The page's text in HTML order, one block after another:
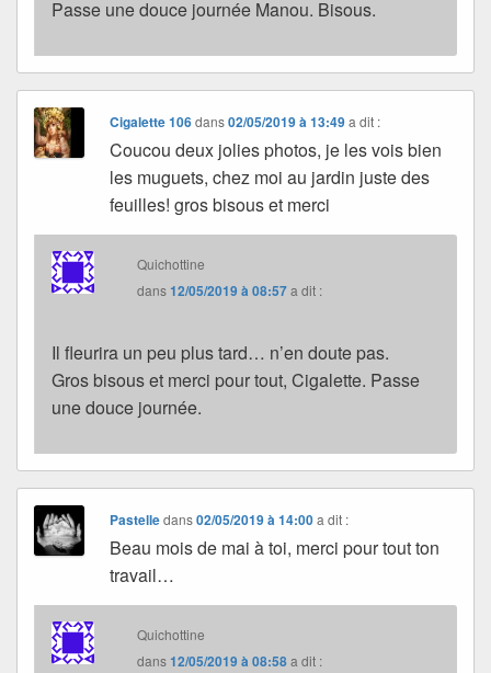
Passe une douce journée Manou. Bisous.
Cigalette 106dans02/05/2019 à 13:49 a dit :
Coucou deux jolies photos, je les vois bien
les muguets, chez moi au jardin juste des
feuilles! gros bisous et merci
Quichottine
dans12/05/2019 à 08:57a dit :
Il fleurira un peu plus tard… n’en doute pas.
Gros bisous et merci pour tout, Cigalette. Passe
une douce journée.
Pastelledans02/05/2019 à 14:00 a dit :
Beau mois de mai à toi, merci pour tout ton
travail…
Quichottine
dans12/05/2019 à 08:58a dit :